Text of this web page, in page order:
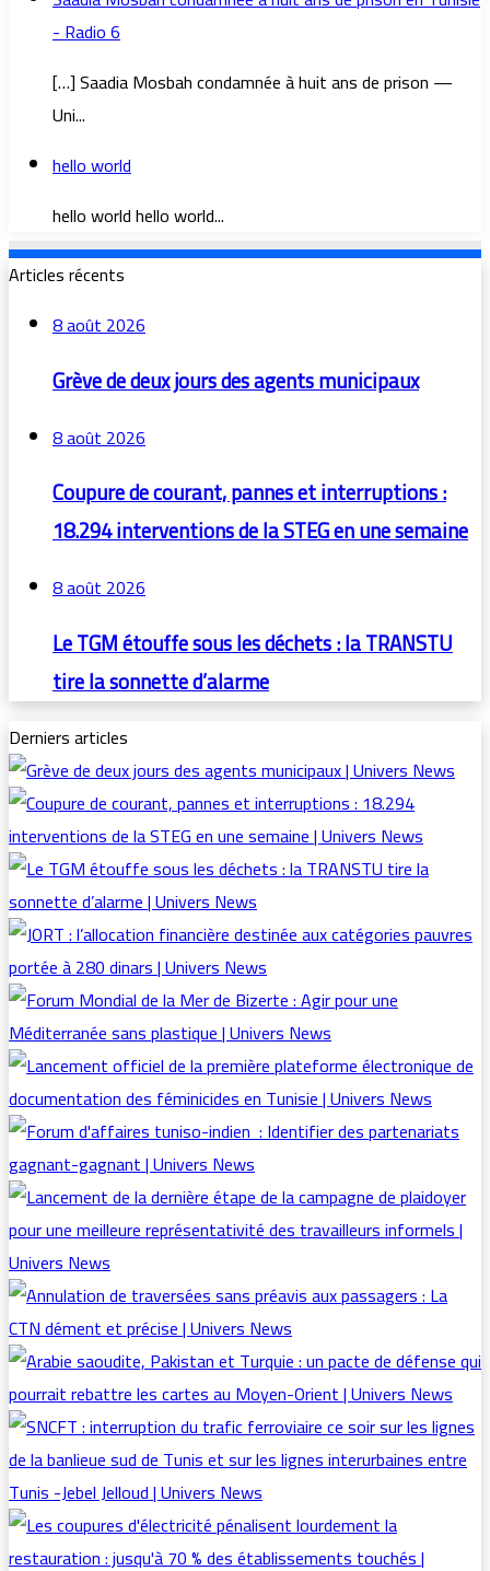
- Radio 6
[…] Saadia Mosbah condamnée à huit ans de prison —
Uni...
hello world
hello world hello world...
Articles récents
8 août 2026
Grève de deux jours des agents municipaux
8 août 2026
Coupure de courant, pannes et interruptions :
18.294 interventions de la STEG en une semaine
8 août 2026
Le TGM étouffe sous les déchets : la TRANSTU
tire la sonnette d’alarme
Derniers articles